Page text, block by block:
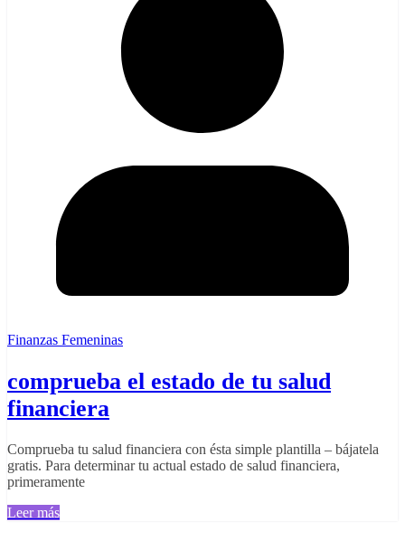
Finanzas Femeninas
comprueba el estado de tu salud
financiera
Comprueba tu salud financiera con ésta simple plantilla – bájatela
gratis. Para determinar tu actual estado de salud financiera,
primeramente
Leer más